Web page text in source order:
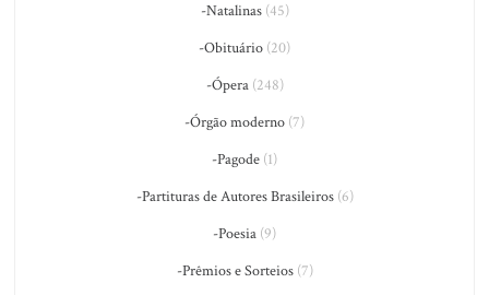
-Natalinas(45)
-Obituário (20)
-Ópera(248)
-Órgão moderno (7)
-Pagode (1)
-Partituras de Autores Brasileiros(6)
-Poesia (9)
-Prêmios e Sorteios(7)